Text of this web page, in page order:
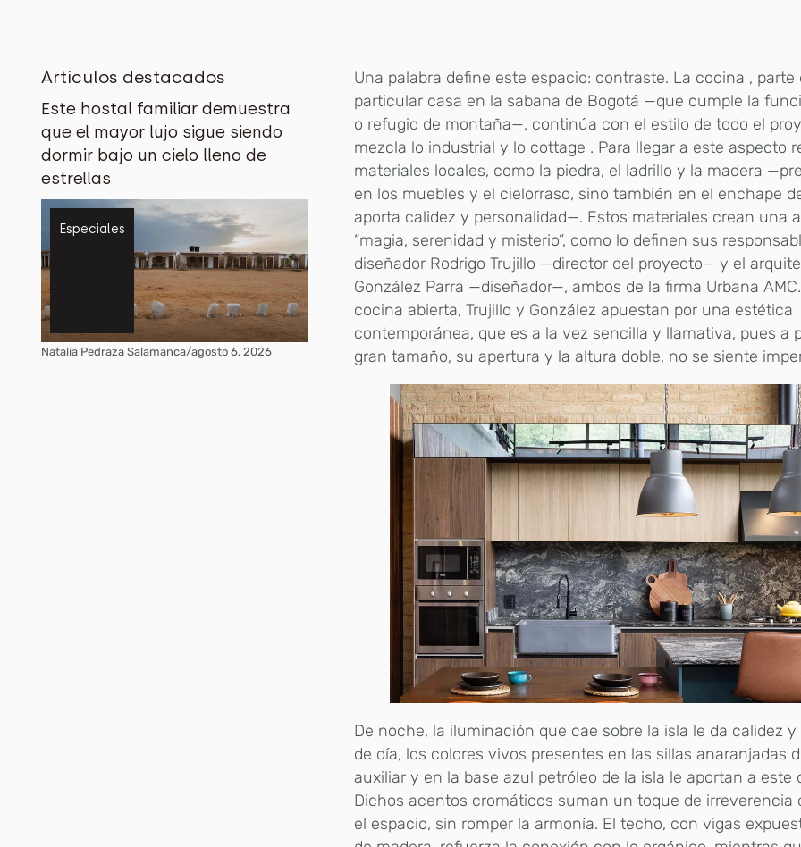
Artículos destacados
Este hostal familiar demuestra
que el mayor lujo sigue siendo
dormir bajo un cielo lleno de
estrellas
Especiales
Natalia Pedraza Salamanca/agosto 6, 2026
Una palabra define este espacio: contraste. La cocina , parte
particular casa en la sabana de Bogotá —que cumple la
o refugio de montaña—, continúa con el estilo de todo el
mezcla lo industrial y lo cottage . Para llegar a este aspecto
materiales locales, como la piedra, el ladrillo y la madera
en los muebles y el cielorraso, sino también en el enchape
aporta calidez y personalidad—. Estos materiales crean una
“magia, serenidad y misterio”, como lo definen sus
diseñador Rodrigo Trujillo —director del proyecto— y el
González Parra —diseñador—, ambos de la firma Urbana
cocina abierta, Trujillo y González apuestan por una estética
contemporánea, que es a la vez sencilla y llamativa, pues a
gran tamaño, su apertura y la altura doble, no se siente
De noche, la iluminación que cae sobre la isla le da calidez
de día, los colores vivos presentes en las sillas anaranjadas
auxiliar y en la base azul petróleo de la isla le aportan a este
Dichos acentos cromáticos suman un toque de irreverencia
el espacio, sin romper la armonía. El techo, con vigas